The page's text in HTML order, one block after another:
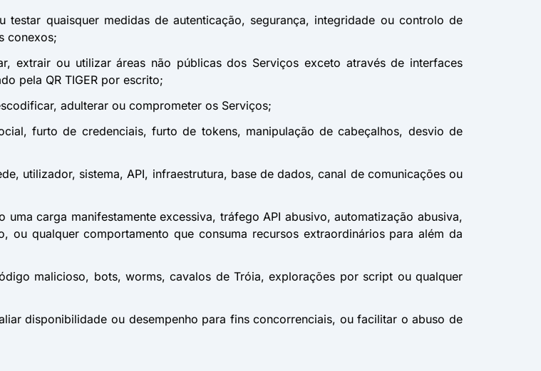
testar quaisquer medidas de autenticação, segurança, integridade ou controlo de
conexos;
extrair ou utilizar áreas não públicas dos Serviços exceto através de interfaces
pela QR TIGER por escrito;
adulterar ou comprometer os Serviços;
furto de credenciais, furto de tokens, manipulação de cabeçalhos, desvio de
utilizador, sistema, API, infraestrutura, base de dados, canal de comunicações ou
carga manifestamente excessiva, tráfego API abusivo, automatização abusiva,
ou qualquer comportamento que consuma recursos extraordinários para além da
malicioso, bots, worms, cavalos de Tróia, explorações por script ou qualquer
disponibilidade ou desempenho para fins concorrenciais, ou facilitar o abuso de